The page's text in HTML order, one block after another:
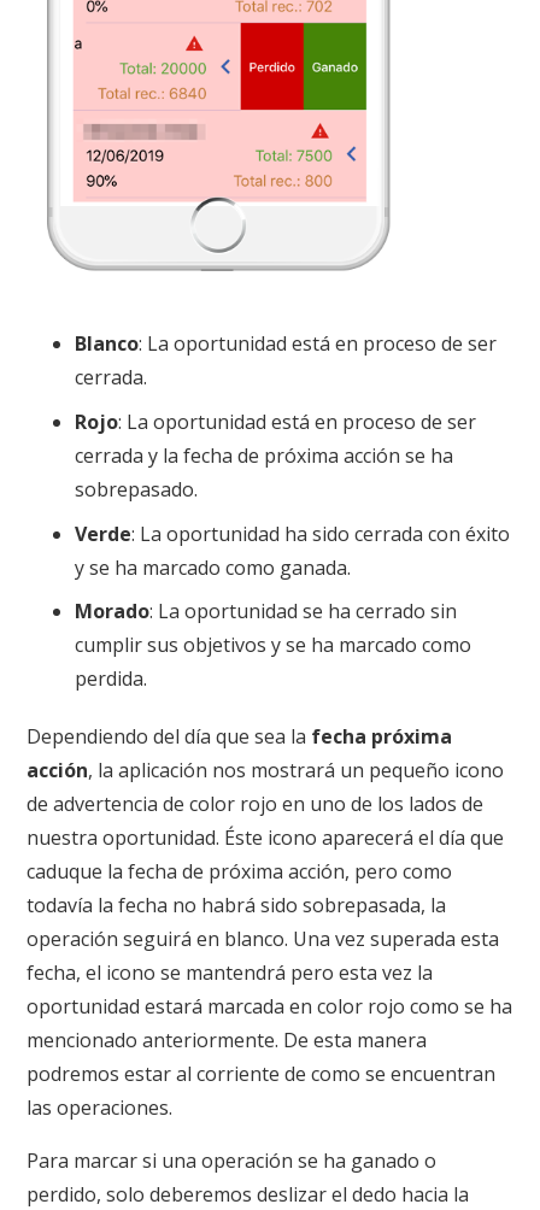
Blanco: La oportunidad está en proceso de ser
cerrada.
Rojo: La oportunidad está en proceso de ser
cerrada y la fecha de próxima acción se ha
sobrepasado.
Verde: La oportunidad ha sido cerrada con éxito
y se ha marcado como ganada.
Morado: La oportunidad se ha cerrado sin
cumplir sus objetivos y se ha marcado como
perdida.
Dependiendo del día que sea la fecha próxima
acción, la aplicación nos mostrará un pequeño icono
de advertencia de color rojo en uno de los lados de
nuestra oportunidad. Éste icono aparecerá el día que
caduque la fecha de próxima acción, pero como
todavía la fecha no habrá sido sobrepasada, la
operación seguirá en blanco. Una vez superada esta
fecha, el icono se mantendrá pero esta vez la
oportunidad estará marcada en color rojo como se ha
mencionado anteriormente. De esta manera
podremos estar al corriente de como se encuentran
las operaciones.
Para marcar si una operación se ha ganado o
perdido, solo deberemos deslizar el dedo hacia la